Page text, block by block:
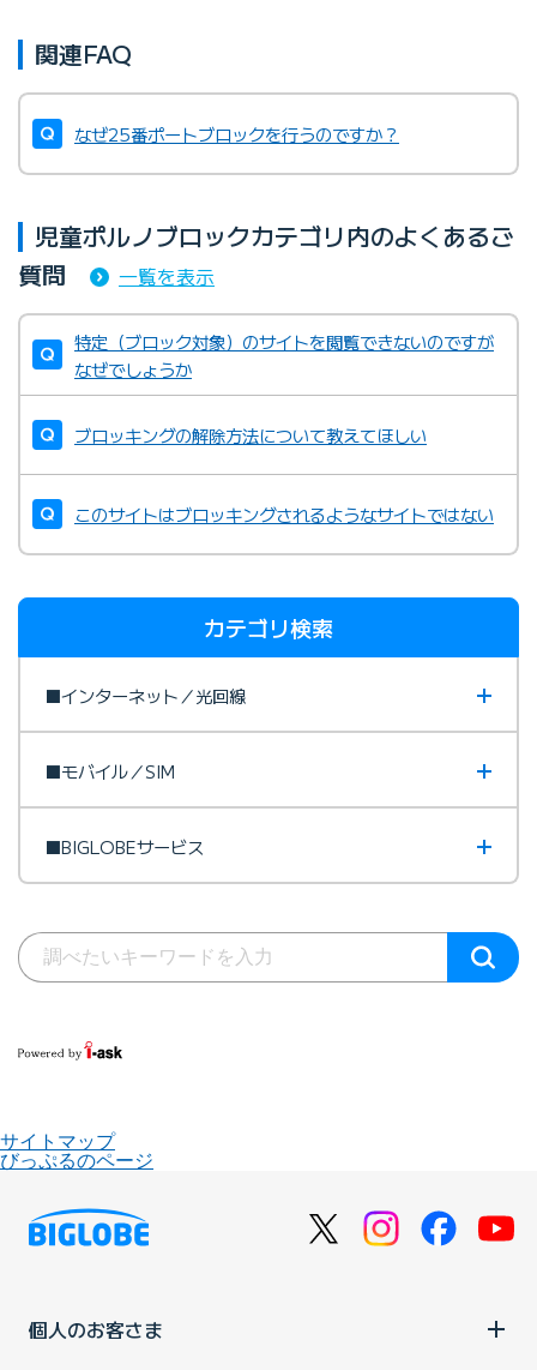
関連FAQ
なぜ25番ポートブロックを行うのですか？
児童ポルノブロックカテゴリ内のよくあるご
質問
一覧を表示
特定（ブロック対象）のサイトを閲覧できないのですが
なぜでしょうか
ブロッキングの解除方法について教えてほしい
このサイトはブロッキングされるようなサイトではない
カテゴリ検索
■インターネット／光回線
■モバイル／SIM
■BIGLOBEサービス
サイトマップ
びっぷるのページ
個人のお客さま